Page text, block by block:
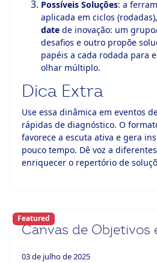
Possíveis Soluções: a
aplicada em ciclos
date de inovação: um
desafios e outro propõe
papéis a cada rodada para
olhar múltiplo.
Dica Extra
Use essa dinâmica em eventos
rápidas de diagnóstico. O
favorece a escuta ativa e gera
pouco tempo. Dê voz a
enriquecer o repertório de
Featured
Canvas de Objetivos
03 de julho de 2025